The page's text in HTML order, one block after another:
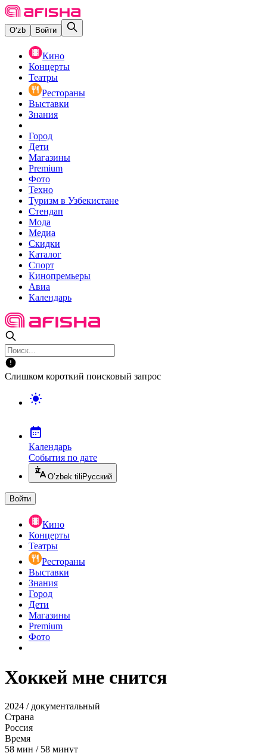
O‘zb Войти
Кино
Концерты
Театры
Рестораны
Выставки
Знания
Город
Дети
Магазины
Premium
Фото
Техно
Туризм в Узбекистане
Стендап
Мода
Медиа
Скидки
Каталог
Спорт
Кинопремьеры
Авиа
Календарь
Слишком короткий поисковый запрос
Календарь
События по дате
O’zbek tili Русский
Войти
Кино
Концерты
Театры
Рестораны
Выставки
Знания
Город
Дети
Магазины
Premium
Фото
Хоккей мне снится
2024 / документальный
Страна
Россия
Время
58 мин / 58 минут